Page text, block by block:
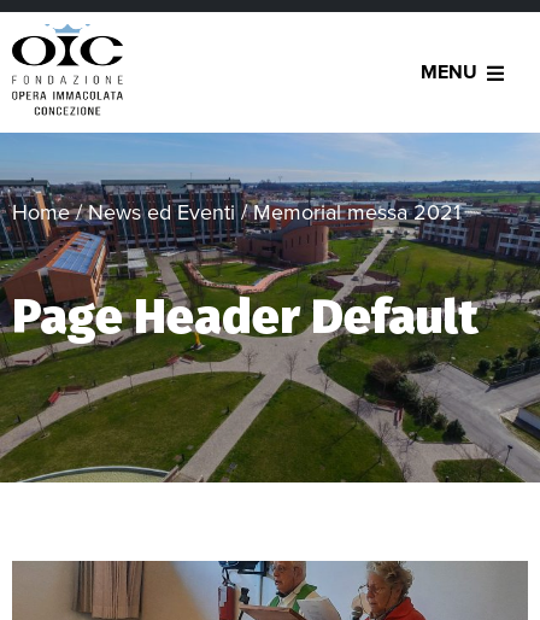
MENU
Home/News ed Eventi/Memorial messa 2021
Page Header Default